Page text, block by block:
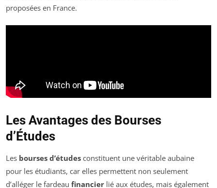
proposées en France.
Les Avantages des Bourses
d’Études
Les bourses d’études constituent une véritable aubaine
pour les étudiants, car elles permettent non seulement
d’alléger le fardeau financier lié aux études, mais également